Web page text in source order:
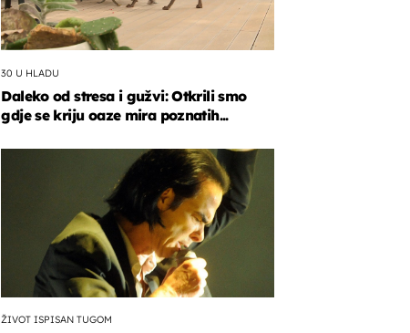
30 U HLADU
Daleko od stresa i gužvi: Otkrili smo
gdje se kriju oaze mira poznatih...
ŽIVOT ISPISAN TUGOM